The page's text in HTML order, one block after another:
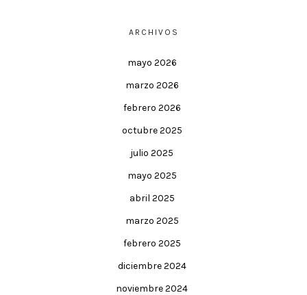
ARCHIVOS
mayo 2026
marzo 2026
febrero 2026
octubre 2025
julio 2025
mayo 2025
abril 2025
marzo 2025
febrero 2025
diciembre 2024
noviembre 2024